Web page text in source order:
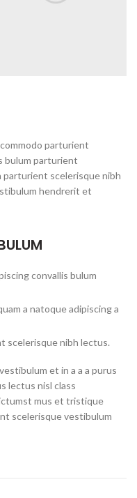
parturient
bulum parturient
scelerisque nibh
hendrerit et
convallis bulum
a natoque adipiscing a
scelerisque nibh lectus.
et in a a a purus
lectus nisl class
mus et tristique
scelerisque vestibulum